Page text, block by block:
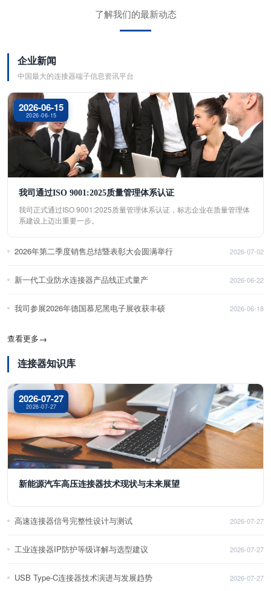
了解我们的最新动态
企业新闻
中国最大的连接器端子信息资讯平台
2026-06-15
2026-06-15
我司通过ISO 9001:2025质量管理体系认证
我司正式通过ISO 9001:2025质量管理体系认证，标志企业在质量管理体
系建设上迈出重要一步。
2026年第二季度销售总结暨表彰大会圆满举行 2026-07-02
新一代工业防水连接器产品线正式量产 2026-06-22
我司参展2026年德国慕尼黑电子展收获丰硕 2026-06-18
查看更多→
连接器知识库
2026-07-27
2026-07-27
新能源汽车高压连接器技术现状与未来展望
高速连接器信号完整性设计与测试 2026-07-27
工业连接器IP防护等级详解与选型建议 2026-07-27
USB Type-C连接器技术演进与发展趋势 2026-07-27